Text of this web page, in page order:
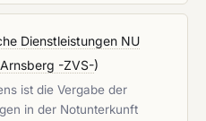
Dienstleistungen NU
-ZVS-)
ist die Vergabe der
in der Notunterkunft